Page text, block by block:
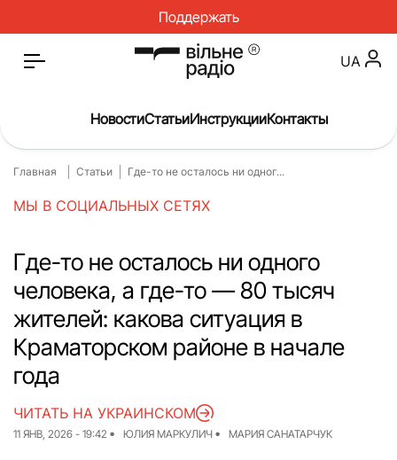
Поддержать
Главная
О нас
Инструкции
Спорт
Интервью
Досье
Репортаж
Блог
Проекты
Команда
Авторы
UA
НовостиСтатьиИнструкцииКонтакты
Главная Статьи Где-то не осталось ни одног...
МЫ В СОЦИАЛЬНЫХ СЕТЯХ
Где-то не осталось ни одного
человека, а где-то — 80 тысяч
жителей: какова ситуация в
Краматорском районе в начале
года
11 ЯНВ, 2026 - 19:42 ЮЛИЯ МАРКУЛИЧ МАРИЯ САНАТАРЧУК
ЧИТАТЬ НА УКРАИНСКОМ